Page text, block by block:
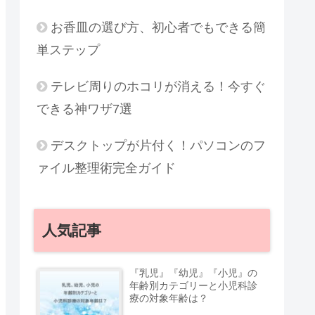
お香皿の選び方、初心者でもできる簡
単ステップ
テレビ周りのホコリが消える！今すぐ
できる神ワザ7選
デスクトップが片付く！パソコンのフ
ァイル整理術完全ガイド
人気記事
『乳児』『幼児』『小児』の
年齢別カテゴリーと小児科診
療の対象年齢は？